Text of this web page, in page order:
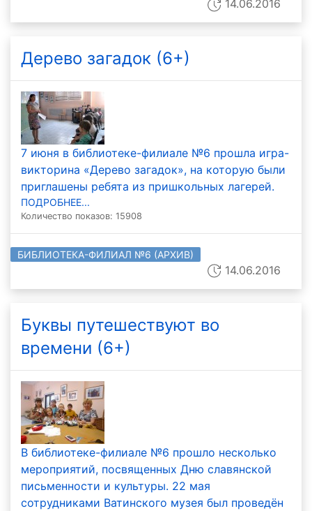
14.06.2016
Дерево загадок (6+)
7 июня в библиотеке-филиале №6 прошла игра-
викторина «Дерево загадок», на которую были
приглашены ребята из пришкольных лагерей.
ПОДРОБНЕЕ...
Количество показов: 15908
БИБЛИОТЕКА-ФИЛИАЛ №6 (АРХИВ)
14.06.2016
Буквы путешествуют во
времени (6+)
В библиотеке-филиале №6 прошло несколько
мероприятий, посвященных Дню славянской
письменности и культуры. 22 мая
сотрудниками Ватинского музея был проведён